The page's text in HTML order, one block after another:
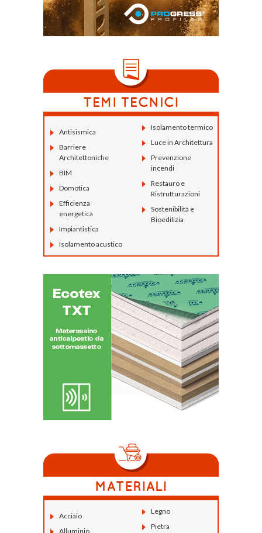
Antisismica
Barriere
Architettoniche
BIM
Domotica
Efficienza
energetica
Impiantistica
Isolamento acustico
Isolamento termico
Luce in Architettura
Prevenzione
incendi
Restauro e
Ristrutturazioni
Sostenibilità e
Bioedilizia
Acciaio
Alluminio
Legno
Pietra